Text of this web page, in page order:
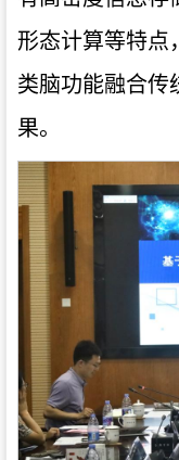
形态计算等特点
类脑功能融合传
果。